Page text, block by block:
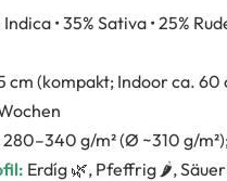
• 35% Sativa • 25%
cm (kompakt; Indoor ca.
g/m² (Ø ~310 g/
Erdíg 🌿, Pfeffrig 🌶️,